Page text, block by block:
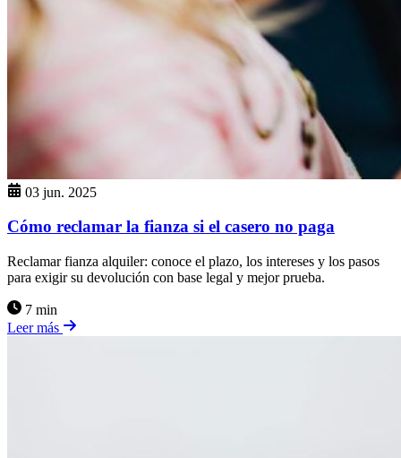
03 jun. 2025
Cómo reclamar la fianza si el casero no paga
Reclamar fianza alquiler: conoce el plazo, los intereses y los pasos
para exigir su devolución con base legal y mejor prueba.
7 min
Leer más